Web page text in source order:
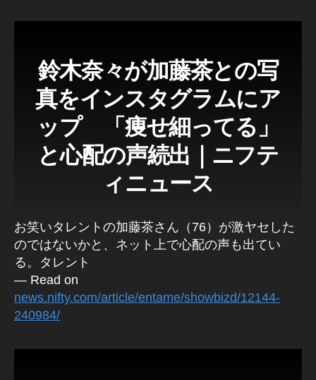
鈴木奈々が加藤茶との写
真をインスタグラムにア
ップ 「痩せ細ってる」
と心配の声続出｜ニフテ
ィニュース
お笑いタレントの加藤茶さん（76）が激ヤセした
のではないかと、ネット上で心配の声も出てい
る。タレント
— Read on
news.nifty.com/article/entame/showbizd/12144-
240984/